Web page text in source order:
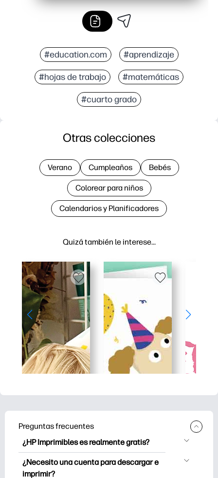
#education.com #aprendizaje
#hojas de trabajo #matemáticas
#cuarto grado
Quizá también le interese…
Otras colecciones
Verano Cumpleaños Bebés
Colorear para niños
Calendarios y Planificadores
Preguntas frecuentes
¿HP Imprimibles es realmente gratis?
HP Printables ofrece más de 2.500
imprimibles gratuitos para descargar e
¿Necesito una cuenta para descargar e
imprimir?